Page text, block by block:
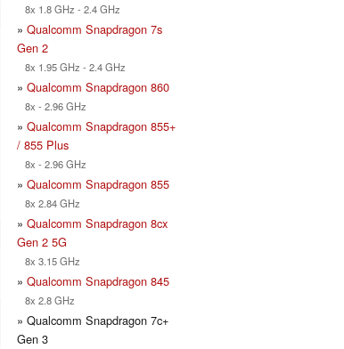
8x 1.8 GHz - 2.4 GHz
» Qualcomm Snapdragon 7s
Gen 2
8x 1.95 GHz - 2.4 GHz
» Qualcomm Snapdragon 860
8x - 2.96 GHz
» Qualcomm Snapdragon 855+
/ 855 Plus
8x - 2.96 GHz
» Qualcomm Snapdragon 855
8x 2.84 GHz
» Qualcomm Snapdragon 8cx
Gen 2 5G
8x 3.15 GHz
» Qualcomm Snapdragon 845
8x 2.8 GHz
» Qualcomm Snapdragon 7c+
Gen 3